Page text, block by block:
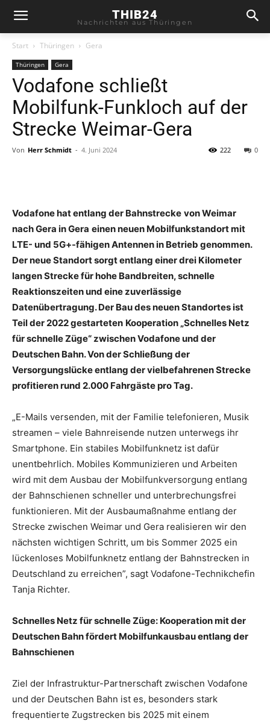
THIB24
Nachrichten aus Thüringen
Start Thüringen Gera
Thüringen Gera
Vodafone schließt
Mobilfunk-Funkloch auf der
Strecke Weimar-Gera
Von Herr Schmidt - 4. Juni 2024 0
222
Vodafone hat entlang der Bahnstrecke von Weimar
nach Gera in Gera einen neuen Mobilfunkstandort mit
LTE- und 5G+-fähigen Antennen in Betrieb genommen.
Der neue Standort sorgt entlang einer drei Kilometer
langen Strecke für hohe Bandbreiten, schnelle
Reaktionszeiten und eine zuverlässige
Datenübertragung. Der Bau des neuen Standortes ist
Teil der 2022 gestarteten Kooperation „Schnelles Netz
für schnelle Züge“ zwischen Vodafone und der
Deutschen Bahn. Von der Schließung der
Versorgungslücke entlang der vielbefahrenen Strecke
profitieren rund 2.000 Fahrgäste pro Tag.
„E-Mails versenden, mit der Familie telefonieren, Musik
streamen – viele Bahnreisende nutzen unterwegs ihr
Smartphone. Ein stabiles Mobilfunknetz ist dafür
unentbehrlich. Mobiles Kommunizieren und Arbeiten
wird mit dem Ausbau der Mobilfunkversorgung entlang
der Bahnschienen schneller und unterbrechungsfrei
funktionieren. Mit der Ausbaumaßnahme entlang der
Strecke zwischen Weimar und Gera realisieren wir den
nächsten wichtigen Schritt, um bis Sommer 2025 ein
lückenloses Mobilfunknetz entlang der Bahnstrecken in
Deutschland zu erreichen”, sagt Vodafone-Technikchefin
Tanja Richter.
Schnelles Netz für schnelle Züge: Kooperation mit der
Deutschen Bahn fördert Mobilfunkausbau entlang der
Bahnschienen
Ziel der Infrastruktur-Partnerschaft zwischen Vodafone
und der Deutschen Bahn ist es, besonders stark
frequentierte Zugstrecken bis 2025 mit einem